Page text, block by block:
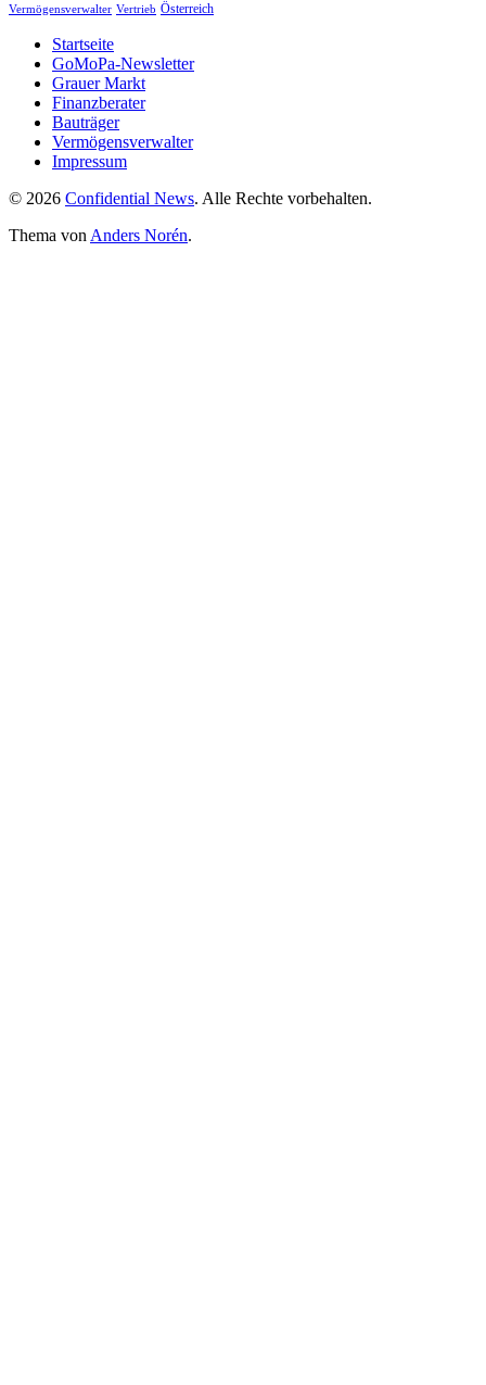
Vermögensverwalter Vertrieb Österreich
Startseite
GoMoPa-Newsletter
Grauer Markt
Finanzberater
Bauträger
Vermögensverwalter
Impressum
© 2026 Confidential News. Alle Rechte vorbehalten.
Thema von Anders Norén.